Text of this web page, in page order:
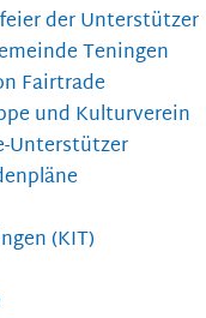
der Unterstützer
Teningen
Fairtrade
und Kulturverein
Unterstützer
(KIT)